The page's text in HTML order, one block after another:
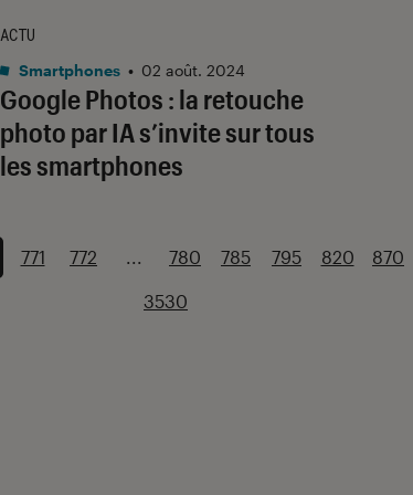
Google Photos : la retouche
photo par IA s’invite sur tous
les smartphones
ACTU
Smartphones • 02 août. 2024
771 772 ... 780 785 795 820 870
3530